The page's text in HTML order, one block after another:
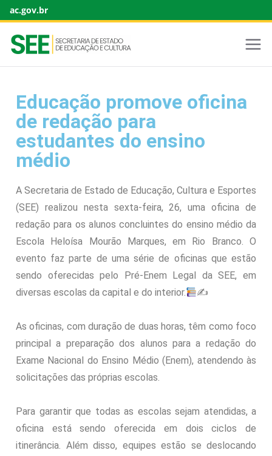
ac.gov.br
Educação promove oficina
de redação para
estudantes do ensino
médio
A Secretaria de Estado de Educação, Cultura e Esportes
(SEE) realizou nesta sexta-feira, 26, uma oficina de
redação para os alunos concluintes do ensino médio da
Escola Heloísa Mourão Marques, em Rio Branco. O
evento faz parte de uma série de oficinas que estão
sendo oferecidas pelo Pré-Enem Legal da SEE, em
diversas escolas da capital e do interior.
✍
As oficinas, com duração de duas horas, têm como foco
principal a preparação dos alunos para a redação do
Exame Nacional do Ensino Médio (Enem), atendendo às
solicitações das próprias escolas.
Para garantir que todas as escolas sejam atendidas, a
oficina está sendo oferecida em dois ciclos de
itinerância. Além disso, equipes estão se deslocando